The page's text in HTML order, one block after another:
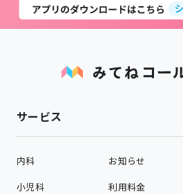
サービス
内科
小児科
お知らせ
利用料金